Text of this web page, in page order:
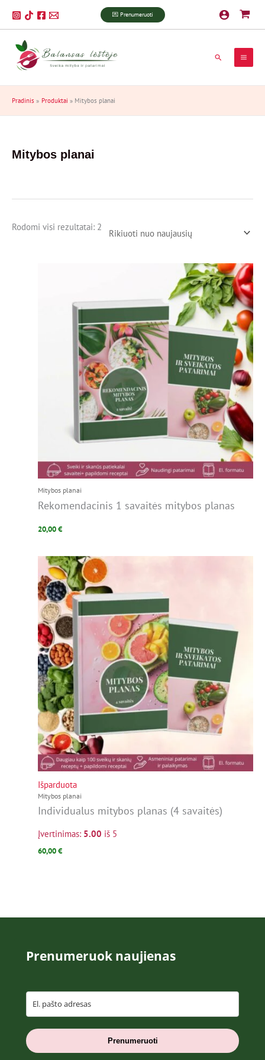
prie
turinio
💌 Prenumeruoti
Paieška
Pradinis Produktai Mitybos planai
Mitybos planai
Rodomi visi rezultatai: 2
Rūšiuojama
pagal
naujausią
Mitybos planai
Rekomendacinis 1 savaitės mitybos planas
20,00€
Išparduota
Mitybos planai
Individualus mitybos planas (4 savaitės)
Įvertinimas: 5.00 iš 5
60,00€
Prenumeruok naujienas
Prenumeruoti